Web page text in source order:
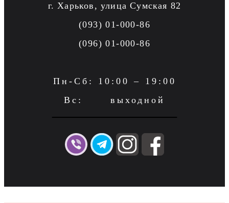
г. Харьков, улица Сумская 82
(093) 01-000-86
(096) 01-000-86
Пн-Сб: 10:00 – 19:00
Вс: выходной